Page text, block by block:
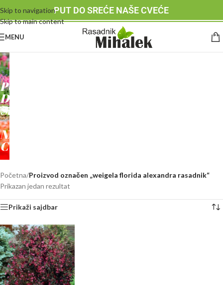
Skip to navigation
Skip to main content
PUT DO SREĆE NAŠE CVEĆE
MENU
RASADNIK
MIHALEK
PUT
DO
SREĆE
-
NAŠE
CVEĆE
Početna/Proizvod označen „weigela florida alexandra rasadnik“
Prikazan jedan rezultat
Prikaži sajdbar